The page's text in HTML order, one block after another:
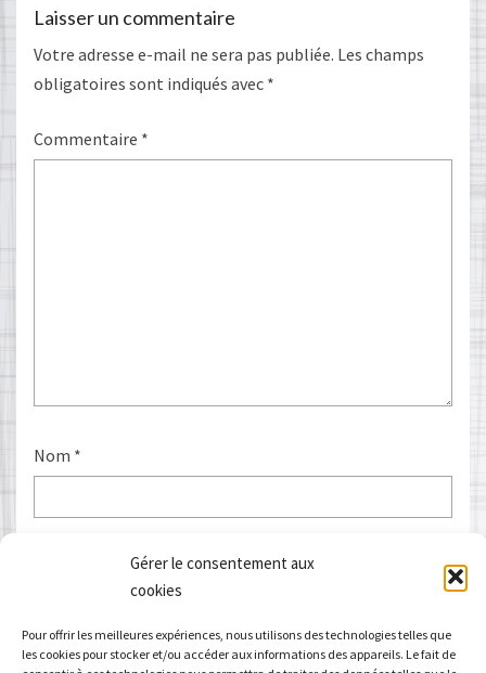
Gérer le consentement aux
cookies
Pour offrir les meilleures expériences, nous utilisons des technologies telles que
les cookies pour stocker et/ou accéder aux informations des appareils. Le fait de
Laisser un commentaire
Votre adresse e-mail ne sera pas publiée. Les champs
obligatoires sont indiqués avec *
Commentaire *
Nom *
Site web